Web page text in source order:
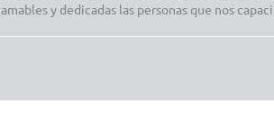
y dedicadas las personas que nos